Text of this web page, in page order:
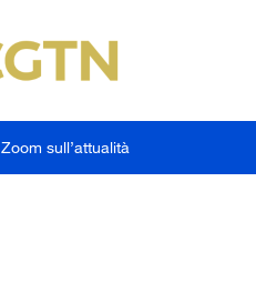
Zoom sull’attualità